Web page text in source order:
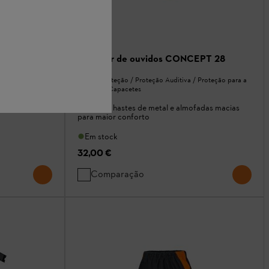
Protetor de ouvidos CONCEPT 28
Viseira Proteção / Proteção Auditiva / Proteção para a
Cabeça / Capacetes
Robustas hastes de metal e almofadas macias
para maior conforto
Em stock
32,00 €
Comparação